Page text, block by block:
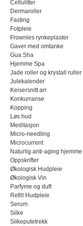
Cellulitter
Dermaroller
Fasting
Fotpleie
Frownies rynkeplaster
Gaver med omtanke
Gua Sha
Hjemme Spa
Jade roller og krystall ruller
Julekalender
Keisersnitt arr
Konkurranse
Kopping
Løs hud
Meditasjon
Micro-needling
Microcurrent
Naturlig anti-aging hjemme
Oppskrifter
Økologisk Hudpleie
Økologisk Vin
Parfyme og duft
Refill Hudpleie
Serum
Silke
Silkeputetrekk